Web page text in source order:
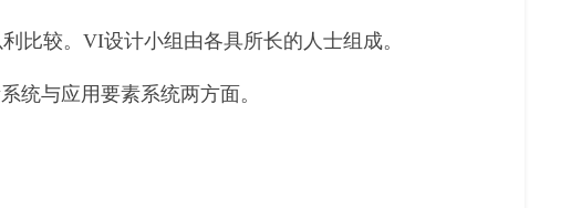
比较。VI设计小组由各具所长的人士组成。
统与应用要素系统两方面。